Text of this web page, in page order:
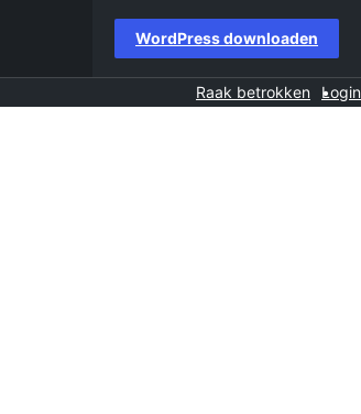
WordPress downloaden
Raak betrokken Login